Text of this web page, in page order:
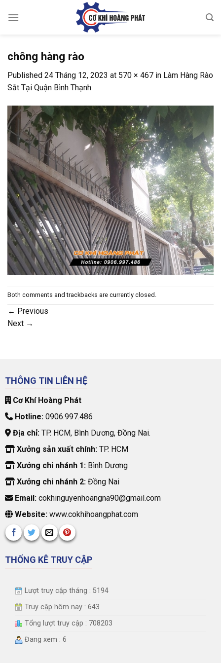
chông hàng rào
Published 24 Tháng 12, 2023 at 570 × 467 in Làm Hàng Rào
Sắt Tại Quận Bình Thạnh
Both comments and trackbacks are currently closed.
← Previous
Next →
THÔNG TIN LIÊN HỆ
Cơ Khí Hoàng Phát
Hotline:0906.997.486
Địa chỉ:TP. HCM, Bình Dương, Đồng Nai.
Xưởng sản xuất chính:TP. HCM
Xưởng chi nhánh 1:Bình Dương
Xưởng chi nhánh 2:Đồng Nai
Email:cokhinguyenhoangna90@gmail.com
Website:www.cokhihoangphat.com
THỐNG KÊ TRUY CẬP
Lượt truy cập tháng : 5194
Truy cập hôm nay : 643
Tổng lượt truy cập : 708203
Đang xem : 6